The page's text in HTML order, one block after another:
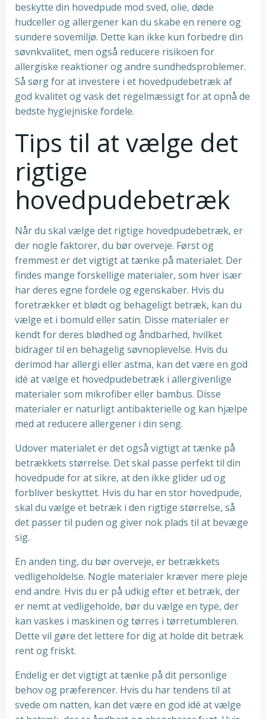
beskytte din hovedpude mod sved, olie, døde
hudceller og allergener kan du skabe en renere og
sundere sovemiljø. Dette kan ikke kun forbedre din
søvnkvalitet, men også reducere risikoen for
allergiske reaktioner og andre sundhedsproblemer.
Så sørg for at investere i et hovedpudebetræk af
god kvalitet og vask det regelmæssigt for at opnå de
bedste hygiejniske fordele.
Tips til at vælge det
rigtige
hovedpudebetræk
Når du skal vælge det rigtige hovedpudebetræk, er
der nogle faktorer, du bør overveje. Først og
fremmest er det vigtigt at tænke på materialet. Der
findes mange forskellige materialer, som hver især
har deres egne fordele og egenskaber. Hvis du
foretrækker et blødt og behageligt betræk, kan du
vælge et i bomuld eller satin. Disse materialer er
kendt for deres blødhed og åndbarhed, hvilket
bidrager til en behagelig søvnoplevelse. Hvis du
derimod har allergi eller astma, kan det være en god
idé at vælge et hovedpudebetræk i allergivenlige
materialer som mikrofiber eller bambus. Disse
materialer er naturligt antibakterielle og kan hjælpe
med at reducere allergener i din seng.
Udover materialet er det også vigtigt at tænke på
betrækkets størrelse. Det skal passe perfekt til din
hovedpude for at sikre, at den ikke glider ud og
forbliver beskyttet. Hvis du har en stor hovedpude,
skal du vælge et betræk i den rigtige størrelse, så
det passer til puden og giver nok plads til at bevæge
sig.
En anden ting, du bør overveje, er betrækkets
vedligeholdelse. Nogle materialer kræver mere pleje
end andre. Hvis du er på udkig efter et betræk, der
er nemt at vedligeholde, bør du vælge en type, der
kan vaskes i maskinen og tørres i tørretumbleren.
Dette vil gøre det lettere for dig at holde dit betræk
rent og friskt.
Endelig er det vigtigt at tænke på dit personlige
behov og præferencer. Hvis du har tendens til at
svede om natten, kan det være en god idé at vælge